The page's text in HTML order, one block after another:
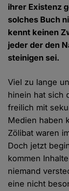
ihrer Existenz
solches Buch
kennt keinen
jeder der den
steinigen sei.
Viel zu lange
hinein hat sich
freilich mit
Medien haben
Zölibat waren
Doch jetzt
kommen
niemand
eine nicht